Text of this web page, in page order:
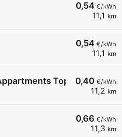
0,54 €/kWh
11,1 km
0,54 €/kWh
11,1 km
0,40 €/kWh
11,2 km
Top 1
0,66 €/kWh
11,3 km